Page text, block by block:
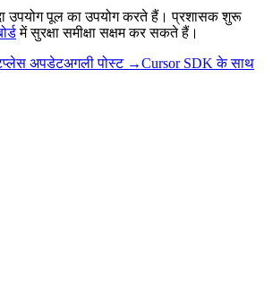
उपयोग पूल का उपयोग करते हैं। प्रशासक शुरू
में सुरक्षा समीक्षा सक्षम कर सकते हैं।
अपडेटअगली पोस्ट →Cursor SDK के साथ